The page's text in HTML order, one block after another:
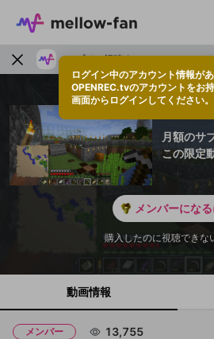
アプリで視聴する
月額のサ
この限定
メンバーにな
購入したのに視聴できな
動画情報
メンバー 13,755
ログイン中のアカウント情報が
OPENREC.tvのアカウントをお
画面からログインしてください。